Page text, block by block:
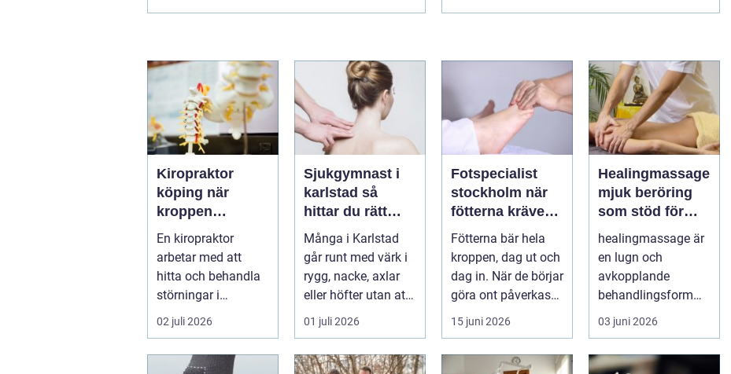
Kiropraktor
köping när
kroppen
behöver hjälp
tillbaka
En kiropraktor
arbetar med att
hitta och behandla
störningar i
kroppens leder,
muskler och
nervsyste...
02 juli 2026
Sjukgymnast i
karlstad så
hittar du rätt
hjälp för
kroppen
Många i Karlstad
går runt med värk i
rygg, nacke, axlar
eller höfter utan att
söka hjälp. Andra
har ...
01 juli 2026
Fotspecialist
stockholm när
fötterna kräver
mer än vanliga
sulor
Fötterna bär hela
kroppen, dag ut och
dag in. När de börjar
göra ont påverkas
mer än bara stegen
sö...
15 juni 2026
Healingmassage
mjuk beröring
som stöd för
kropp och själ
healingmassage är
en lugn och
avkopplande
behandlingsform
som förenar
klassisk massage
med energibas...
03 juni 2026